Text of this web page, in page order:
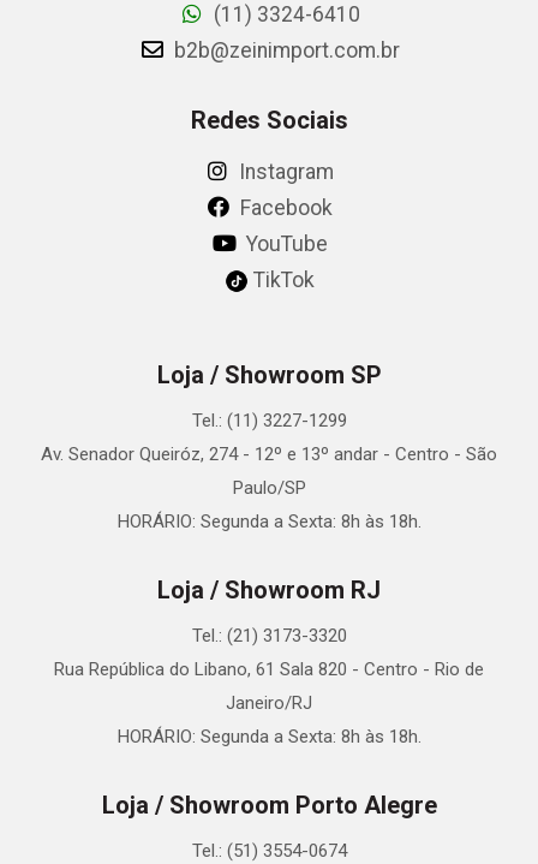
(11) 3324-6410
b2b@zeinimport.com.br
Redes Sociais
Instagram
Facebook
YouTube
TikTok
Loja / Showroom SP
Tel.: (11) 3227-1299
Av. Senador Queiróz, 274 - 12º e 13º andar - Centro - São
Paulo/SP
HORÁRIO: Segunda a Sexta: 8h às 18h.
Loja / Showroom RJ
Tel.: (21) 3173-3320
Rua República do Libano, 61 Sala 820 - Centro - Rio de
Janeiro/RJ
HORÁRIO: Segunda a Sexta: 8h às 18h.
Loja / Showroom Porto Alegre
Tel.: (51) 3554-0674